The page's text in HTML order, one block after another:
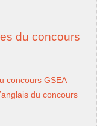
du concours
concours GSEA
du concours